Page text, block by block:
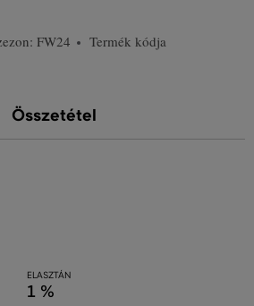
FW24
Termék kódja
Összetétel
ELASZTÁN
1 %